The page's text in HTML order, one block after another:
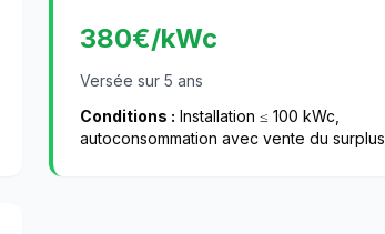
380€/kWc
Versée sur 5 ans
Conditions : Installation ≤ 100 kWc,
autoconsommation avec vente du surplus